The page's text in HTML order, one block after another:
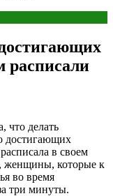
расписали
что делать
достигающих
в своем
женщины, которые к
во время
три минуты.